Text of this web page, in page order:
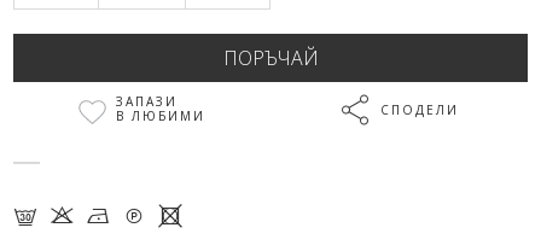
ЗАПАЗИ
В ЛЮБИМИ
СПОДЕЛИ
G K N Q X